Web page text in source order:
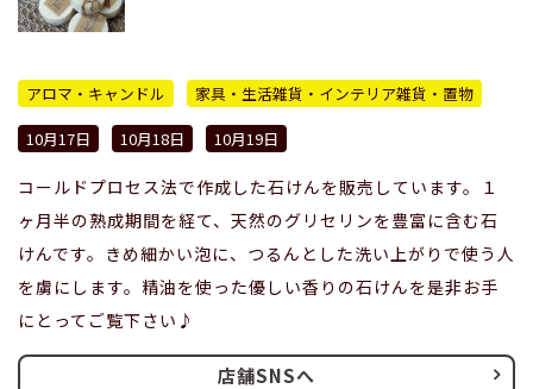
アロマ・キャンドル
家具・生活雑貨・インテリア雑貨・置物
10月17日
10月18日 10月19日
コールドプロセス法で作成した石けんを販売しています。１
ヶ月半の熟成期間を経て、天然のグリセリンを豊富に含む石
けんです。きめ細かい泡に、つるんとした洗い上がりで使う人
を虜にします。精油を使った優しい香りの石けんを是非お手
にとってご覧下さい♪
店舗SNSへ